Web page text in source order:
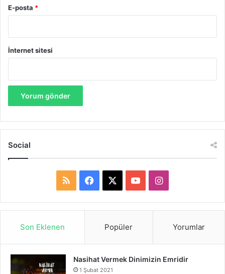
E-posta *
İnternet sitesi
Social
S
a
b
o
u
I
n
a
Son Eklenen Popüler Yorumlar
Nasihat Vermek Dinimizin Emridir
1 Şubat 2021